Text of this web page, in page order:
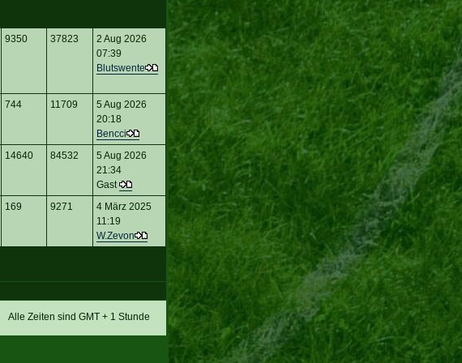
9350 37823
2 Aug 2026
07:39
Blutswente
744 11709
5 Aug 2026
20:18
Bencci
14640 84532
5 Aug 2026
21:34
Gast
169 9271
4 März 2025
11:19
W.Zevon
Alle Zeiten sind GMT + 1 Stunde